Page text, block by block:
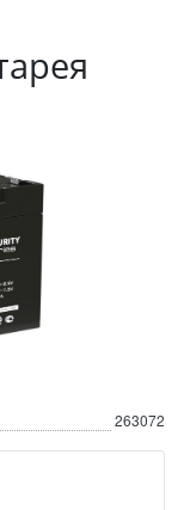
263072